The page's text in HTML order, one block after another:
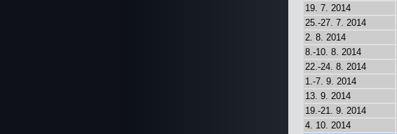
19. 7. 2014
25.-27. 7. 2014
2. 8. 2014
8.-10. 8. 2014
22.-24. 8. 2014
1.-7. 9. 2014
13. 9. 2014
19.-21. 9. 2014
4. 10. 2014